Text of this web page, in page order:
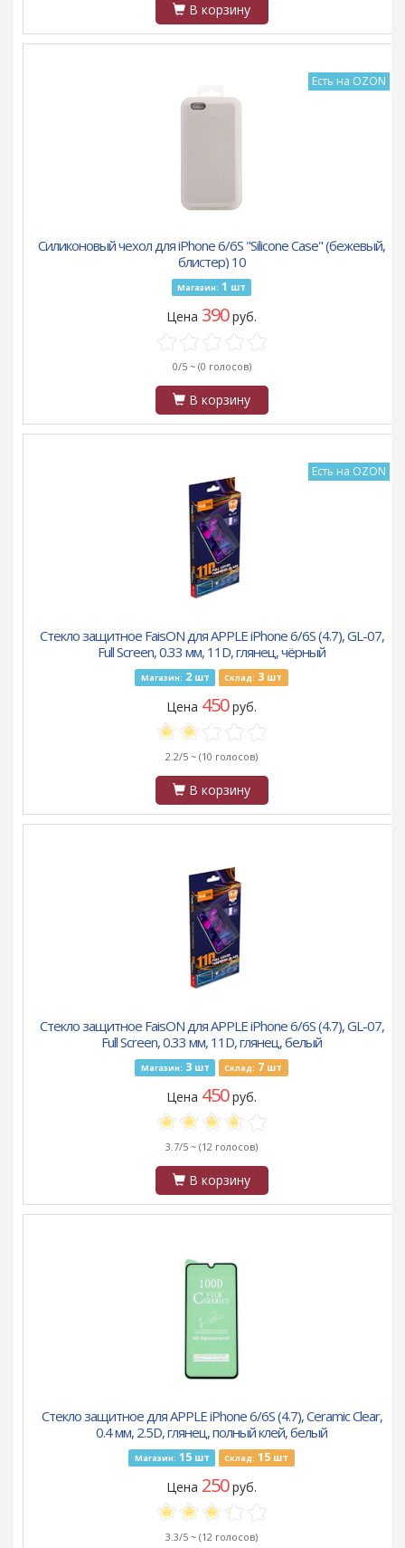
В корзину
Есть на OZON
Силиконовый чехол для iPhone 6/6S "Silicone Case" (бежевый,
блистер) 10
Магазин: 1 шт
Цена 390руб.
0/5 ~ (0 голосов)
В корзину
Есть на OZON
Стекло защитное FaisON для APPLE iPhone 6/6S (4.7), GL-07,
Full Screen, 0.33 мм, 11D, глянец, чёрный
Магазин: 2шт Склад: 3 шт
Цена 450руб.
2.2/5 ~ (10 голосов)
В корзину
Стекло защитное FaisON для APPLE iPhone 6/6S (4.7), GL-07,
Full Screen, 0.33 мм, 11D, глянец, белый
Магазин: 3шт Склад: 7 шт
Цена 450руб.
3.7/5 ~ (12 голосов)
В корзину
Стекло защитное для APPLE iPhone 6/6S (4.7), Ceramic Clear,
0.4 мм, 2.5D, глянец, полный клей, белый
Магазин: 15шт Склад: 15 шт
Цена 250руб.
3.3/5 ~ (12 голосов)